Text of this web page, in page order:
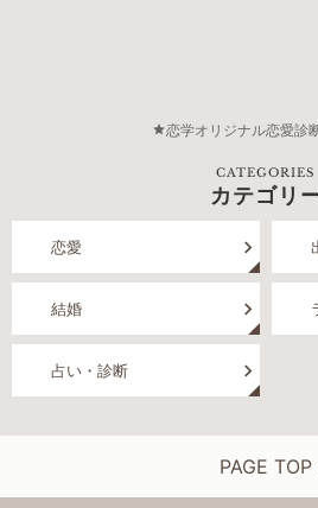
恋学オリジナル恋愛診
CATEGORIES
カテゴリ
恋愛
結婚
占い・診断
PAGE TOP